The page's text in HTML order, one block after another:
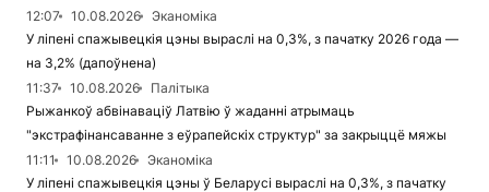
12:07
10.08.2026
Эканоміка
У ліпені спажывецкія цэны выраслі на 0,3%, з пачатку 2026 года —
на 3,2% (дапоўнена)
11:37
10.08.2026
Палітыка
Рыжанкоў абвінаваціў Латвію ў жаданні атрымаць
"экстрафінансаванне з еўрапейскіх структур" за закрыццё мяжы
11:11
10.08.2026
Эканоміка
У ліпені спажывецкія цэны ў Беларусі выраслі на 0,3%, з пачатку